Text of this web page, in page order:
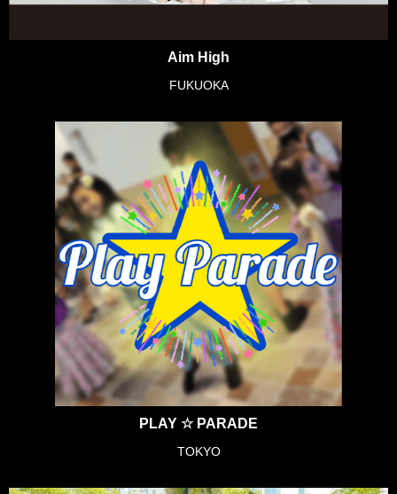
Aim High
FUKUOKA
PLAY ☆ PARADE
TOKYO